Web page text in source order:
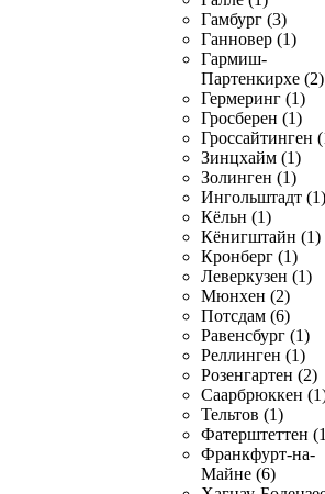
Гамбург (3)
Ганновер (1)
Гармиш-
Партенкирхе (2)
Гермеринг (1)
Гросберен (1)
Гроссайтинген
Зинцхайм (1)
Золинген (1)
Ингольштадт (1)
Кёльн (1)
Кёнигштайн (1)
Кронберг (1)
Леверкузен (1)
Мюнхен (2)
Потсдам (6)
Равенсбург (1)
Реллинген (1)
Розенгартен (2)
Саарбрюккен
Тельтов (1)
Фатерштеттен
Франкфурт-на-
Майне (6)